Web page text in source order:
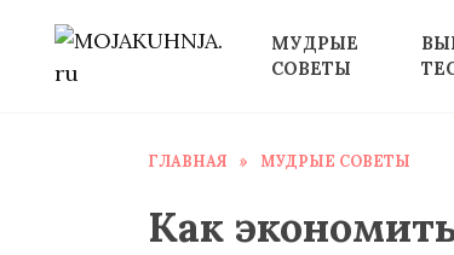
содержанию
МУДРЫЕ
СОВЕТЫ
ГЛАВНАЯ » МУДРЫЕ СОВЕТЫ
Как